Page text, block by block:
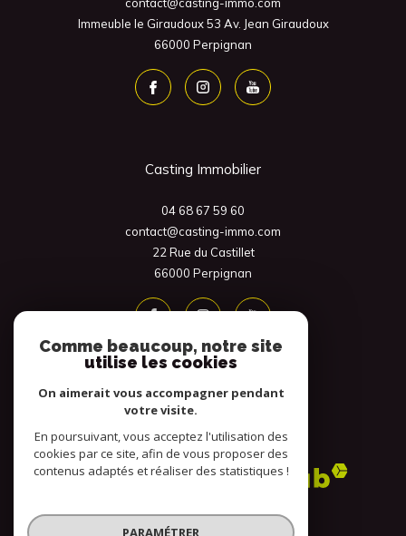
contact@casting-immo.com
Immeuble le Giraudoux 53 Av. Jean Giraudoux
66000
Perpignan
Casting Immobilier
04 68 67 59 60
contact@casting-immo.com
22 Rue du Castillet
66000
Perpignan
Adhérents
Comme beaucoup, notre site
utilise les cookies
On aimerait vous accompagner pendant
votre visite.
En poursuivant, vous acceptez l'utilisation des
cookies par ce site, afin de vous proposer des
contenus adaptés et réaliser des statistiques !
PARAMÉTRER